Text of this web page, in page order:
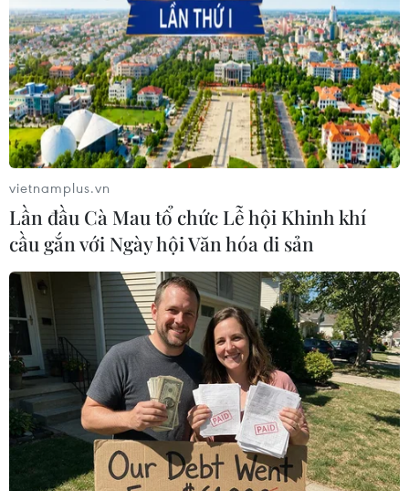
Theo dõi VietnamPlus
TIN LIÊN QUAN
vietnamplus.vn
Lần đầu Cà Mau tổ chức Lễ hội Khinh khí
cầu gắn với Ngày hội Văn hóa di sản